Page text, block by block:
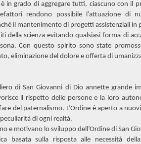
è in grado di aggregare tutti, ciascuno con il
rendono possibile l’attuazione di
il mantenimento di progetti assistenziali in
della scienza evitando qualsiasi forma di
Con questo spirito sono state
eliminazione del dolore e offerta di
di San Giovanni di Dio annette grande
il rispetto delle persone e la loro
del paternalismo. L’Ordine è aperto a
di ogni realtà.
e motivano lo sviluppo dell’Ordine di San
basata sulla risposta alle necessità